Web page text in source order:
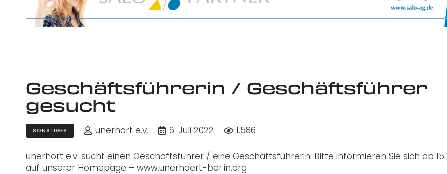
Geschäftsführerin / Geschäftsführer
gesucht
SONSTIGES unerhört e.v. 6. Juli 2022 1.586
unerhört e.v. sucht einen Geschäftsführer / eine Geschäftsführerin. Bitte informieren Sie sich ab
auf unserer Homepage – www.unerhoert-berlin.org